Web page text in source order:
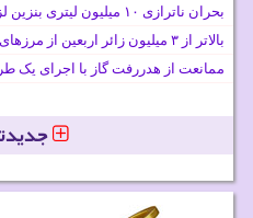
بحران ناترازی ۱۰ میلیون لیتری بنزین لزوم مدیریت تقاضا و اصلاح ساختار
بالاتر از ۳ میلیون زائر اربعین از مرزهای زمینی کشور خارج شدند
ممانعت از هدررفت گاز با اجرای یک